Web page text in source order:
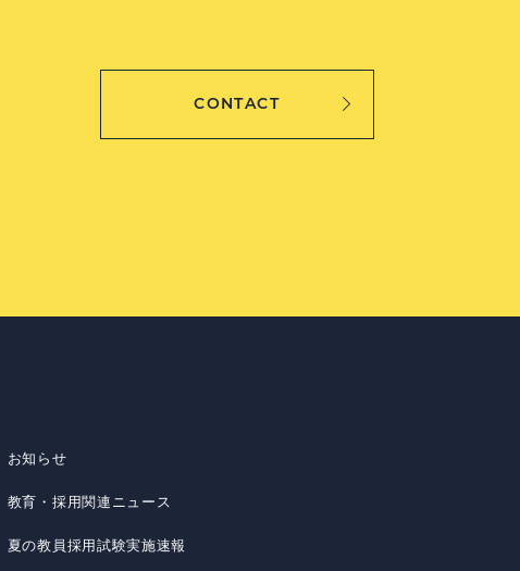
CONTACT
お知らせ
教育・採用関連ニュース
夏の教員採用試験実施速報